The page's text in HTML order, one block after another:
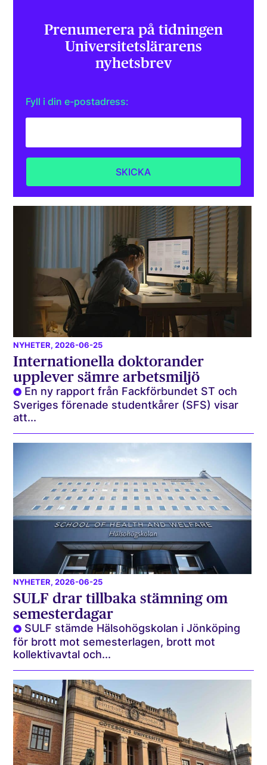
Prenumerera på tidningen
Universitets­lärarens
nyhetsbrev
Fyll i din e-postadress:
NYHETER, 2026-06-25
Internationella doktorander
upplever sämre arbetsmiljö
En ny rapport från Fackförbundet ST och
Sveriges förenade studentkårer (SFS) visar
att...
NYHETER, 2026-06-25
SULF drar tillbaka stämning om
semesterdagar
SULF stämde Hälsohögskolan i Jönköping
för brott mot semesterlagen, brott mot
kollektivavtal och...